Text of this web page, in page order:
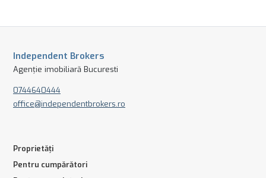
Independent Brokers
Agenție imobiliară Bucuresti
0744640444
office@independentbrokers.ro
Proprietăți
Pentru cumpărători